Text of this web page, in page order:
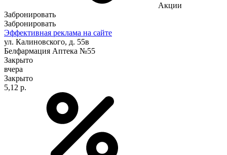
Акции
Забронировать
Забронировать
Эффективная реклама на сайте
ул. Калиновского, д. 55в
Белфармация Аптека №55
Закрыто
вчера
Закрыто
5,12 р.